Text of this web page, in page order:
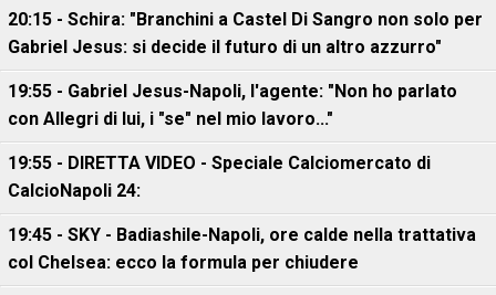
20:15 - Schira: "Branchini a Castel Di Sangro non solo per
Gabriel Jesus: si decide il futuro di un altro azzurro"
19:55 - Gabriel Jesus-Napoli, l'agente: "Non ho parlato
con Allegri di lui, i "se" nel mio lavoro..."
19:55 - DIRETTA VIDEO - Speciale Calciomercato di
CalcioNapoli 24:
19:45 - SKY - Badiashile-Napoli, ore calde nella trattativa
col Chelsea: ecco la formula per chiudere